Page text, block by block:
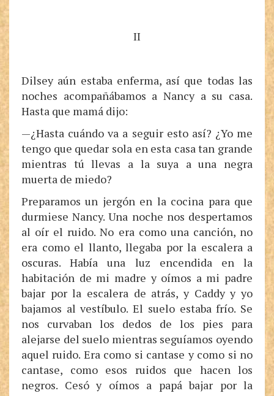
II
Dilsey aún estaba enferma, así que todas las
noches acompañábamos a Nancy a su casa.
Hasta que mamá dijo:
—¿Hasta cuándo va a seguir esto así? ¿Yo me
tengo que quedar sola en esta casa tan grande
mientras tú llevas a la suya a una negra
muerta de miedo?
Preparamos un jergón en la cocina para que
durmiese Nancy. Una noche nos despertamos
al oír el ruido. No era como una canción, no
era como el llanto, llegaba por la escalera a
oscuras. Había una luz encendida en la
habitación de mi madre y oímos a mi padre
bajar por la escalera de atrás, y Caddy y yo
bajamos al vestíbulo. El suelo estaba frío. Se
nos curvaban los dedos de los pies para
alejarse del suelo mientras seguíamos oyendo
aquel ruido. Era como si cantase y como si no
cantase, como esos ruidos que hacen los
negros. Cesó y oímos a papá bajar por la